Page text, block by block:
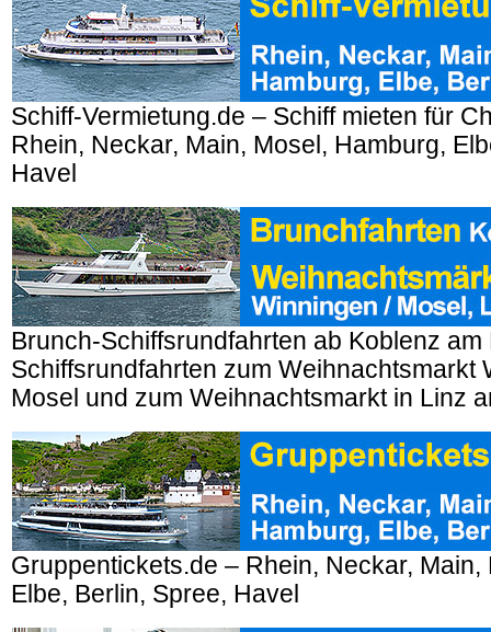
Schiff-Vermietung.de – Schiff mieten für
Rhein, Neckar, Main, Mosel, Hamburg,
Havel
Brunch-Schiffsrundfahrten ab Koblenz am
Schiffsrundfahrten zum Weihnachtsmarkt
Mosel und zum Weihnachtsmarkt in Linz
Gruppentickets.de – Rhein, Neckar, Main,
Elbe, Berlin, Spree, Havel